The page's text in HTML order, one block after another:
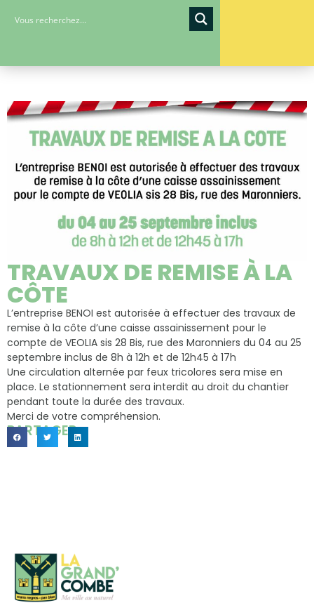
TRAVAUX DE REMISE À LA
CÔTE
L’entreprise BENOI est autorisée à effectuer des travaux de
remise à la côte d’une caisse assainissement pour le
compte de VEOLIA sis 28 Bis, rue des Maronniers du 04 au 25
septembre inclus de 8h à 12h et de 12h45 à 17h
Une circulation alternée par feux tricolores sera mise en
place. Le stationnement sera interdit au droit du chantier
pendant toute la durée des travaux.
Merci de votre compréhension.
PARTAGER...